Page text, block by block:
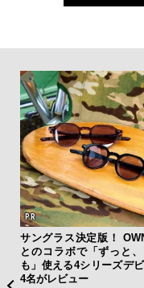
サングラス決定版！
とのコラボで「ずっと
も」使える4シリーズデ
4名がレビュー